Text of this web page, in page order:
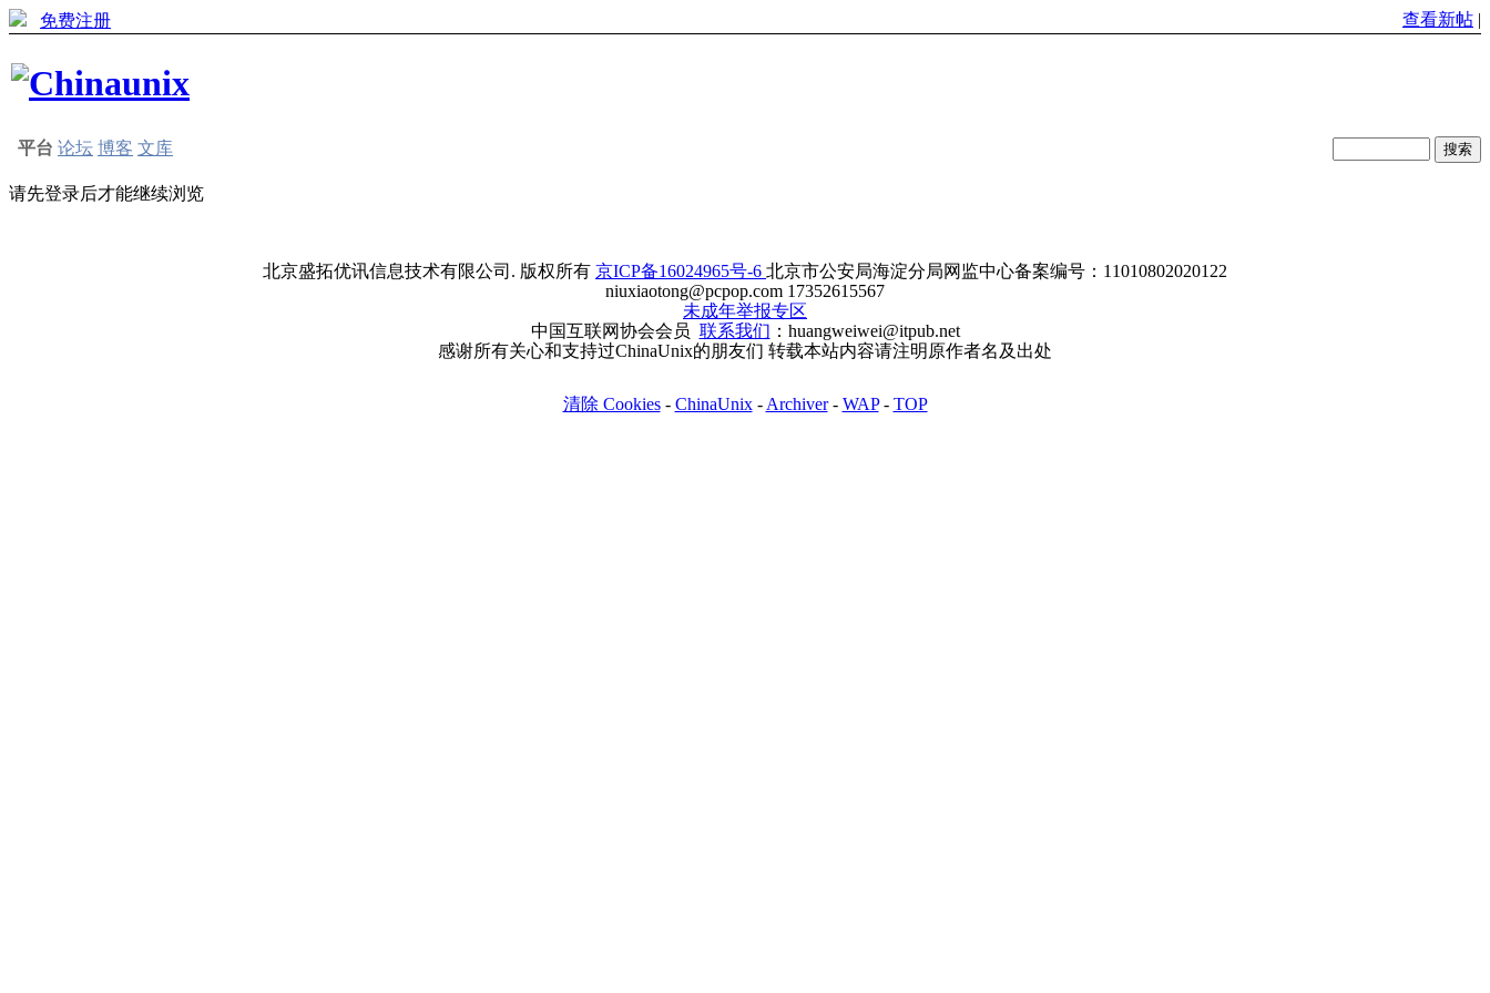
免费注册 查看新帖 |
平台 论坛 博客 文库
请先登录后才能继续浏览
北京盛拓优讯信息技术有限公司. 版权所有 京ICP备16024965号-6 北京市公安局海淀分局网监中心备案编号：11010802020122
niuxiaotong@pcpop.com 17352615567
未成年举报专区
中国互联网协会会员 联系我们 ：huangweiwei@itpub.net
感谢所有关心和支持过ChinaUnix的朋友们 转载本站内容请注明原作者名及出处
清除 Cookies- ChinaUnix- Archiver- WAP- TOP